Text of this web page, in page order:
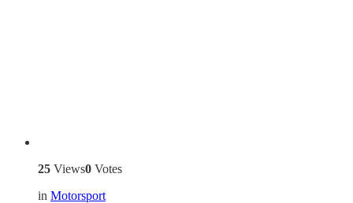
25 Views0 Votes
in Motorsport